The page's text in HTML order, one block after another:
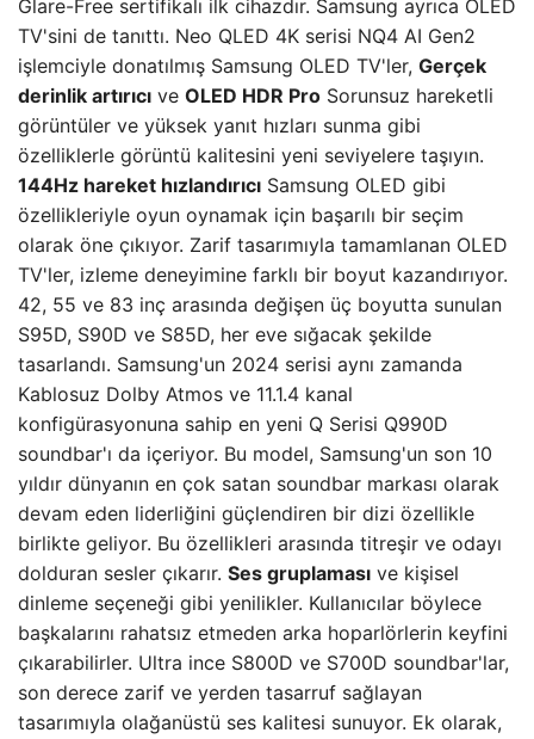
Glare-Free sertifikalı ilk cihazdır. Samsung ayrıca OLED
TV'sini de tanıttı. Neo QLED 4K serisi NQ4 AI Gen2
işlemciyle donatılmış Samsung OLED TV'ler, Gerçek
derinlik artırıcı ve OLED HDR Pro Sorunsuz hareketli
görüntüler ve yüksek yanıt hızları sunma gibi
özelliklerle görüntü kalitesini yeni seviyelere taşıyın.
144Hz hareket hızlandırıcı Samsung OLED gibi
özellikleriyle oyun oynamak için başarılı bir seçim
olarak öne çıkıyor. Zarif tasarımıyla tamamlanan OLED
TV'ler, izleme deneyimine farklı bir boyut kazandırıyor.
42, 55 ve 83 inç arasında değişen üç boyutta sunulan
S95D, S90D ve S85D, her eve sığacak şekilde
tasarlandı. Samsung'un 2024 serisi aynı zamanda
Kablosuz Dolby Atmos ve 11.1.4 kanal
konfigürasyonuna sahip en yeni Q Serisi Q990D
soundbar'ı da içeriyor. Bu model, Samsung'un son 10
yıldır dünyanın en çok satan soundbar markası olarak
devam eden liderliğini güçlendiren bir dizi özellikle
birlikte geliyor. Bu özellikleri arasında titreşir ve odayı
dolduran sesler çıkarır. Ses gruplaması ve kişisel
dinleme seçeneği gibi yenilikler. Kullanıcılar böylece
başkalarını rahatsız etmeden arka hoparlörlerin keyfini
çıkarabilirler. Ultra ince S800D ve S700D soundbar'lar,
son derece zarif ve yerden tasarruf sağlayan
tasarımıyla olağanüstü ses kalitesi sunuyor. Ek olarak,